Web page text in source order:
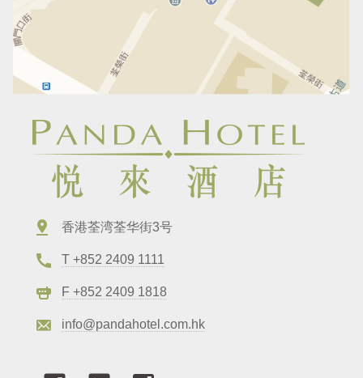
香港荃湾荃华街3号
T +852 2409 1111
F +852 2409 1818
info@pandahotel.com.hk